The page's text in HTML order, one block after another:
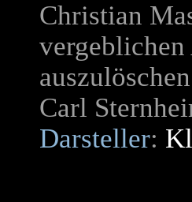
Christian
Carl
Darsteller: